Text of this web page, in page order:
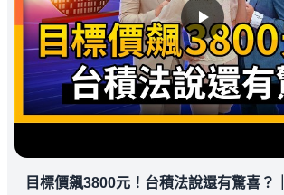
目標價飆3800元！台積法說還有驚喜？